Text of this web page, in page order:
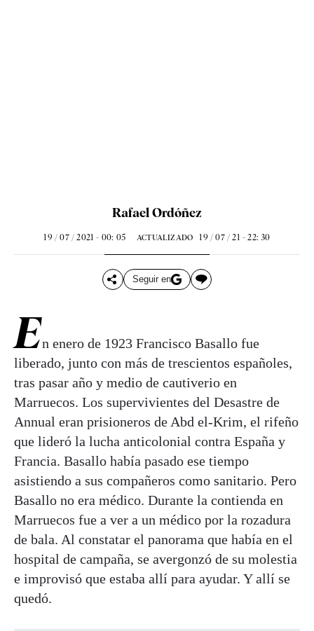
Rafael Ordóñez
19 / 07 / 2021 - 00: 05 ACTUALIZADO 19 / 07 / 21 - 22: 30
Seguir en
En enero de 1923 Francisco Basallo fue
liberado, junto con más de trescientos españoles,
tras pasar año y medio de cautiverio en
Marruecos. Los supervivientes del Desastre de
Annual eran prisioneros de Abd el-Krim, el rifeño
que lideró la lucha anticolonial contra España y
Francia. Basallo había pasado ese tiempo
asistiendo a sus compañeros como sanitario. Pero
Basallo no era médico. Durante la contienda en
Marruecos fue a ver a un médico por la rozadura
de bala. Al constatar el panorama que había en el
hospital de campaña, se avergonzó de su molestia
e improvisó que estaba allí para ayudar. Y allí se
quedó.